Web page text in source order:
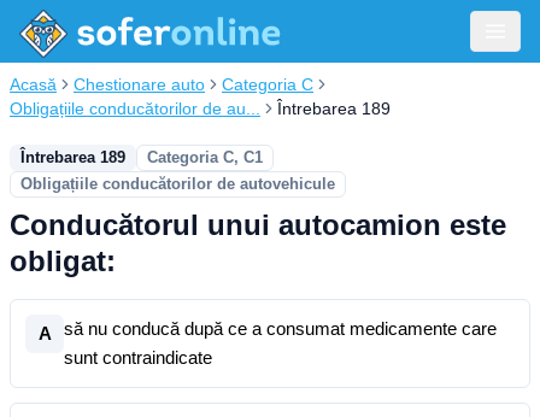
Acasă Chestionare auto
Categoria C
Obligațiile conducătorilor de au...
Întrebarea 189
Întrebarea 189
Categoria C, C1
Obligațiile conducătorilor de autovehicule
Conducătorul unui autocamion este
obligat:
A
să nu conducă după ce a consumat medicamente care
sunt contraindicate